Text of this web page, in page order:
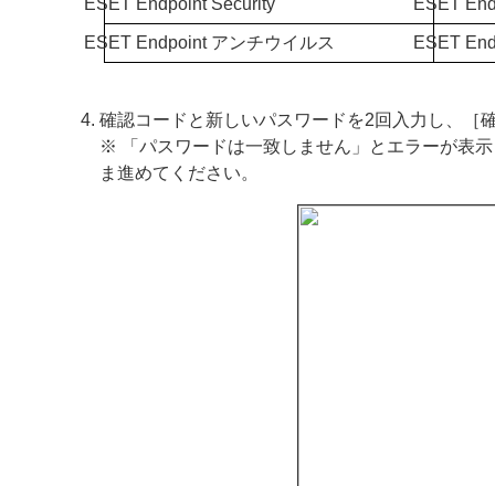
ESET Endpoint Security ESET
ESET Endpoint アンチウイルス ESET
確認コードと新しいパスワードを2回入力し、［
※ 「パスワードは一致しません」とエラーが表
ま進めてください。